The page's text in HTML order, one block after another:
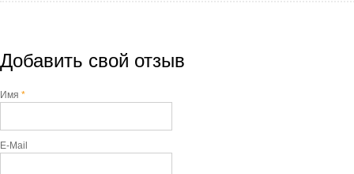
Добавить свой отзыв
Имя *
E-Mail